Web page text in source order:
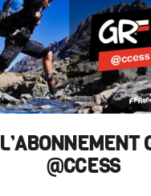
L’ABONNEMENT
@CCESS